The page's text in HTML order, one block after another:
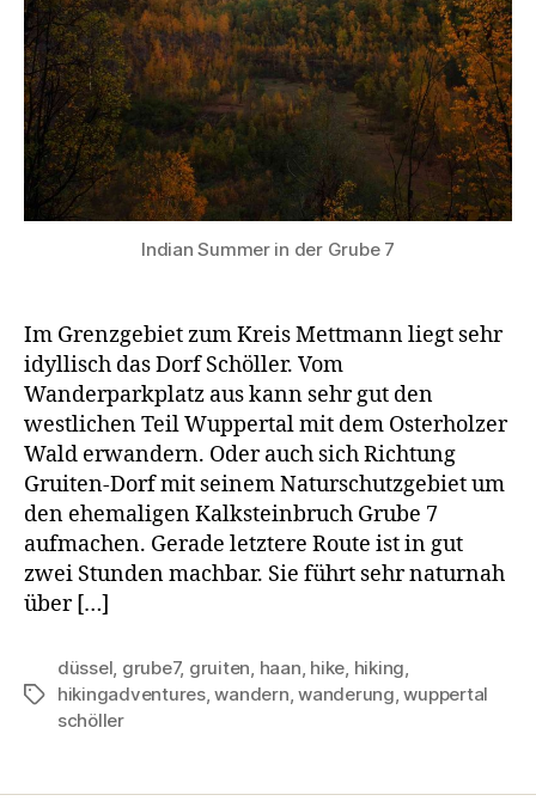
Indian Summer in der Grube 7
Im Grenzgebiet zum Kreis Mettmann liegt sehr
idyllisch das Dorf Schöller. Vom
Wanderparkplatz aus kann sehr gut den
westlichen Teil Wuppertal mit dem Osterholzer
Wald erwandern. Oder auch sich Richtung
Gruiten-Dorf mit seinem Naturschutzgebiet um
den ehemaligen Kalksteinbruch Grube 7
aufmachen. Gerade letztere Route ist in gut
zwei Stunden machbar. Sie führt sehr naturnah
über […]
Schlagwörter
düssel, grube7, gruiten, haan, hike, hiking,
hikingadventures,wandern,wanderung,wuppertal
schöller